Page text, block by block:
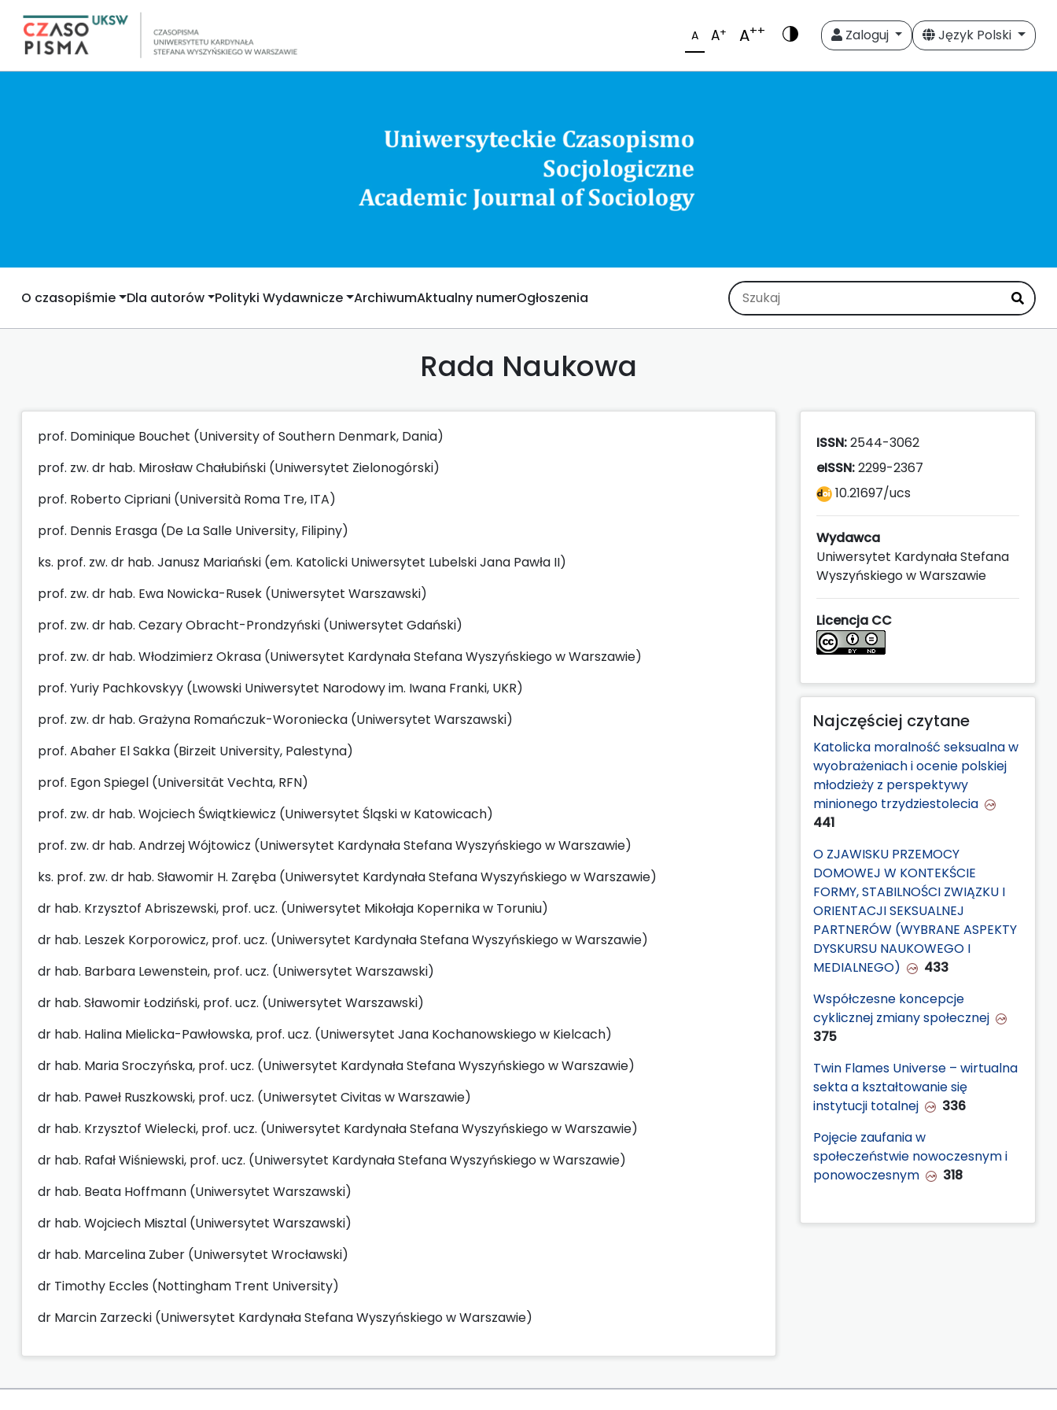
A A+ A++ Zaloguj Język Polski
O czasopiśmie Dla autorów Polityki Wydawnicze ArchiwumAktualny numerOgłoszenia
Rada Naukowa
prof. Dominique Bouchet (University of Southern Denmark, Dania)
prof. zw. dr hab. Mirosław Chałubiński (Uniwersytet Zielonogórski)
prof. Roberto Cipriani (Università Roma Tre, ITA)
prof. Dennis Erasga (De La Salle University, Filipiny)
ks. prof. zw. dr hab. Janusz Mariański (em. Katolicki Uniwersytet Lubelski Jana Pawła II)
prof. zw. dr hab. Ewa Nowicka-Rusek (Uniwersytet Warszawski)
prof. zw. dr hab. Cezary Obracht-Prondzyński (Uniwersytet Gdański)
prof. zw. dr hab. Włodzimierz Okrasa (Uniwersytet Kardynała Stefana Wyszyńskiego w Warszawie)
prof. Yuriy Pachkovskyy (Lwowski Uniwersytet Narodowy im. Iwana Franki, UKR)
prof. zw. dr hab. Grażyna Romańczuk-Woroniecka (Uniwersytet Warszawski)
prof. Abaher El Sakka (Birzeit University, Palestyna)
prof. Egon Spiegel (Universität Vechta, RFN)
prof. zw. dr hab. Wojciech Świątkiewicz (Uniwersytet Śląski w Katowicach)
prof. zw. dr hab. Andrzej Wójtowicz (Uniwersytet Kardynała Stefana Wyszyńskiego w Warszawie)
ks. prof. zw. dr hab. Sławomir H. Zaręba (Uniwersytet Kardynała Stefana Wyszyńskiego w Warszawie)
dr hab. Krzysztof Abriszewski, prof. ucz. (Uniwersytet Mikołaja Kopernika w Toruniu)
dr hab. Leszek Korporowicz, prof. ucz. (Uniwersytet Kardynała Stefana Wyszyńskiego w Warszawie)
dr hab. Barbara Lewenstein, prof. ucz. (Uniwersytet Warszawski)
dr hab. Sławomir Łodziński, prof. ucz. (Uniwersytet Warszawski)
dr hab. Halina Mielicka-Pawłowska, prof. ucz. (Uniwersytet Jana Kochanowskiego w Kielcach)
dr hab. Maria Sroczyńska, prof. ucz. (Uniwersytet Kardynała Stefana Wyszyńskiego w Warszawie)
dr hab. Paweł Ruszkowski, prof. ucz. (Uniwersytet Civitas w Warszawie)
dr hab. Krzysztof Wielecki, prof. ucz. (Uniwersytet Kardynała Stefana Wyszyńskiego w Warszawie)
dr hab. Rafał Wiśniewski, prof. ucz. (Uniwersytet Kardynała Stefana Wyszyńskiego w Warszawie)
dr hab. Beata Hoffmann (Uniwersytet Warszawski)
dr hab. Wojciech Misztal (Uniwersytet Warszawski)
dr hab. Marcelina Zuber (Uniwersytet Wrocławski)
dr Timothy Eccles (Nottingham Trent University)
dr Marcin Zarzecki (Uniwersytet Kardynała Stefana Wyszyńskiego w Warszawie)
ISSN:2544-3062
eISSN:2299-2367
10.21697/ucs
Wydawca
Uniwersytet Kardynała Stefana
Wyszyńskiego w Warszawie
Licencja CC
Najczęściej czytane
Katolicka moralność seksualna w
wyobrażeniach i ocenie polskiej
młodzieży z perspektywy
minionego trzydziestolecia
441
O ZJAWISKU PRZEMOCY
DOMOWEJ W KONTEKŚCIE
FORMY, STABILNOŚCI ZWIĄZKU I
ORIENTACJI SEKSUALNEJ
PARTNERÓW (WYBRANE ASPEKTY
DYSKURSU NAUKOWEGO I
MEDIALNEGO)
433
Współczesne koncepcje
cyklicznej zmiany społecznej
375
Twin Flames Universe – wirtualna
sekta a kształtowanie się
instytucji totalnej
336
Pojęcie zaufania w
społeczeństwie nowoczesnym i
ponowoczesnym
318